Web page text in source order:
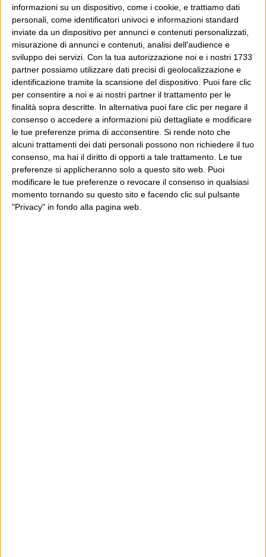
informazioni su un dispositivo, come i cookie, e trattiamo dati
personali, come identificatori univoci e informazioni standard
inviate da un dispositivo per annunci e contenuti personalizzati,
misurazione di annunci e contenuti, analisi dell'audience e
sviluppo dei servizi. Con la tua autorizzazione noi e i nostri 1733
partner possiamo utilizzare dati precisi di geolocalizzazione e
identificazione tramite la scansione del dispositivo. Puoi fare clic
per consentire a noi e ai nostri partner il trattamento per le
finalità sopra descritte. In alternativa puoi fare clic per negare il
consenso o accedere a informazioni più dettagliate e modificare
le tue preferenze prima di acconsentire. Si rende noto che
alcuni trattamenti dei dati personali possono non richiedere il tuo
consenso, ma hai il diritto di opporti a tale trattamento. Le tue
preferenze si applicheranno solo a questo sito web. Puoi
modificare le tue preferenze o revocare il consenso in qualsiasi
momento tornando su questo sito e facendo clic sul pulsante
"Privacy" in fondo alla pagina web.
Gazzetta dello Sport
Dove sei?
Wittgenstein è il blog di Luca Sofri, il fondatore e
direttore editoriale del giornale online il Post. Forse
sei qui perché conosci già il Post, o forse sei
capitato qui per altri giri.
In questo secondo caso, e se Wittgenstein ti piace,
potrebbe piacerti anche il Post: che è partito
proprio da qui, e dal voler portare gli approcci di
questo blog dentro a un progetto più grande.